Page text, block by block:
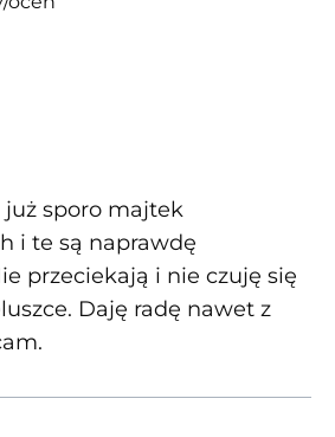
5 spośród 5 gwiazdek
już sporo majtek
i te są naprawdę
przeciekają i nie czuję się
Daję radę nawet z